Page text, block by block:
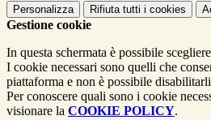
Personalizza Rifiuta tutti i cookies
Gestione cookie
In questa schermata è possibile
I cookie necessari sono quelli che
piattaforma e non è possibile
Per conoscere quali sono i cookie
visionare la COOKIE POLICY.